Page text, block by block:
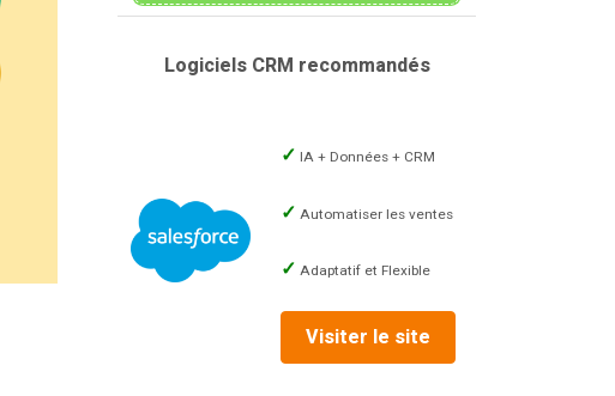
Logiciels CRM recommandés
IA + Données + CRM
Automatiser les ventes
Adaptatif et Flexible
Visiter le site